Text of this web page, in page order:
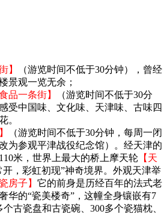
】
（游览时间不低于30分钟），曾经
景观一览无余；
品一条街】
（游览时间不低于30分
受中国味、文化味、天津味、古味四
。
（游览时间不低于30分钟，每周一闭
为参观平津战役纪念馆）。经天津的
米，世界上最大的桥上摩天轮 【天
开，彩虹初现”神奇境界。外观天津举
瓷房子】 它的前身是历经百年的法式老
华的“瓷美楼奇”，这幢全身镶嵌有7
古瓷盘和古瓷碗、300多个瓷猫枕、